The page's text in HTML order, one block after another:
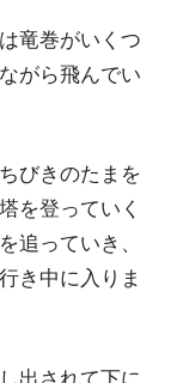
竜巻がいくつ
がら飛んでい
びきのたまを
を登っていく
追っていき、
き中に入りま